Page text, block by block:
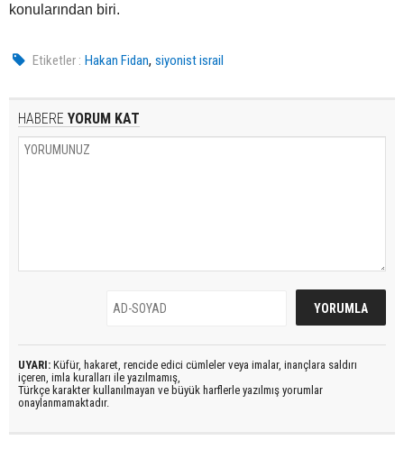
konularından biri.
Etiketler : Hakan Fidan,siyonist israil
HABERE YORUM KAT
UYARI: Küfür, hakaret, rencide edici cümleler veya imalar, inançlara saldırı
içeren, imla kuralları ile yazılmamış,
Türkçe karakter kullanılmayan ve büyük harflerle yazılmış yorumlar
onaylanmamaktadır.